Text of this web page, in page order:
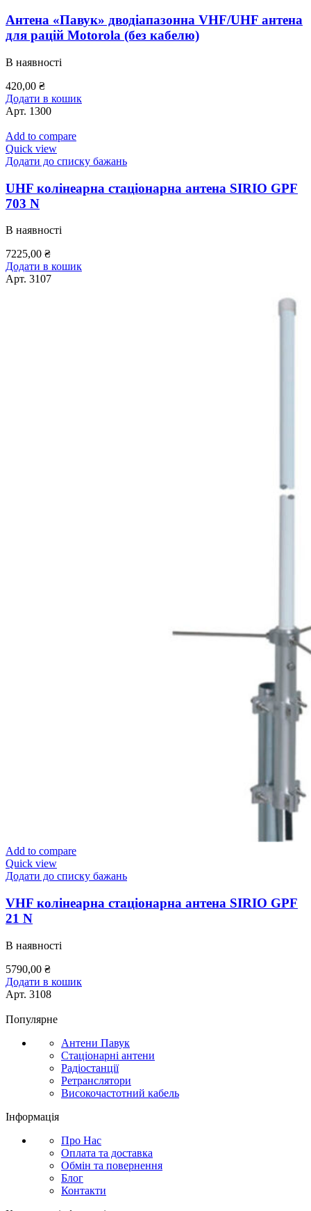
Антена «Павук» дводіапазонна VHF/UHF антена
для рацій Motorola (без кабелю)
В наявності
420,00 ₴
Додати в кошик
Арт. 1300
Add to compare
Quick view
Додати до списку бажань
UHF колінеарна стаціонарна антена SIRIO GPF
703 N
В наявності
7225,00 ₴
Додати в кошик
Арт. 3107
Add to compare
Quick view
Додати до списку бажань
VHF колінеарна стаціонарна антена SIRIO GPF
21 N
В наявності
5790,00 ₴
Додати в кошик
Арт. 3108
Популярне
Антени Павук
Стаціонарні антени
Радіостанції
Ретранслятори
Високочастотний кабель
Інформація
Про Нас
Оплата та доставка
Обмін та повернення
Блог
Контакти